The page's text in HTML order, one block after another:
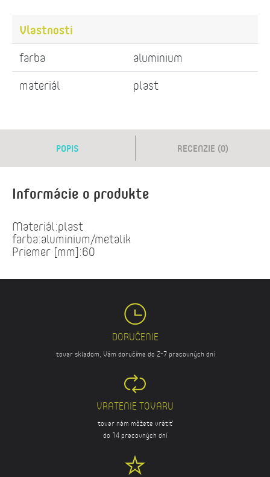
Vlastnosti
farba
aluminium
materiál
plast
POPIS RECENZIE (0)
Informácie o produkte
Materiál:plast
farba:aluminium/metalik
Priemer [mm]:60
DORUČENIE
tovar skladom, Vám doručíme do 2-7 pracovných dní
VRATENIE TOVARU
tovar nám môžete vrátiť
do 14 pracovných dní